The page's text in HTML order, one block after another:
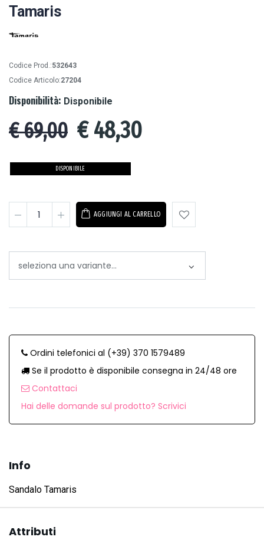
Tamaris
Codice Prod.:532643
Codice Articolo:27204
Disponibilità: Disponibile
€ 69,00 €48,30
DISPONIBILE
AGGIUNGI AL CARRELLO
Ordini telefonici al (+39) 370 1579489
Se il prodotto è disponibile consegna in 24/48 ore
Contattaci
Hai delle domande sul prodotto? Scrivici
Info
Sandalo Tamaris
Attributi